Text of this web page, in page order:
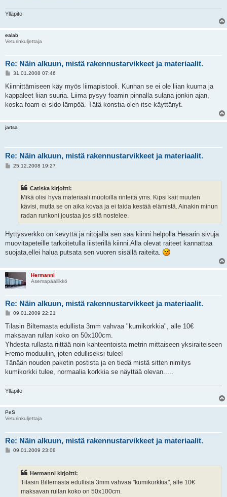
Ylläpito
ealab
Veturinkuljettaja
Re: Näin alkuun, mistä rakennustarvikkeet ja materiaalit.
V
e
t
i
31.01.2008 07:46
Kiinnittämiseen käy myös liimapistooli. Kunhan se ei ole liian kuuma ja
kappaleet liian suuria. Liima pysyy foamin pinnalla sulana jonkin ajan,
koska foam ei sido lämpöä. Tätä konstia olen itse käyttänyt.
jartsa
Re: Näin alkuun, mistä rakennustarvikkeet ja materiaalit.
V25.12.2008 19:27
Catiska kirjoitti:
Mikä olisi hyvä materiaali muotoilla rinteitä yms. Kipsi kait muuten
kävisi, mutta se on aika kovaa ja ei taida kestää elämistä. Ainakin minun
radan runkoni joustaa jos sitä nostelee.
Hyttysverkko on kevyttä ja nitojalla sen saa kiinni helpolla.Hesarin sivuja
muovitapeteille tarkoitetulla liisterillä kiinni.Alla olevat raiteet kannattaa
suojata,ellei halua putsata sen vuoren sisällä raiteita.
Hermanni
Asemapäällikkö
Re: Näin alkuun, mistä rakennustarvikkeet ja materiaalit.
V
e
t
i
09.01.2009 22:21
Tilasin Biltemasta edullista 3mm vahvaa "kumikorkkia", alle 10€
maksavan rullan koko on 50x100cm.
Yhdesta rullasta riittää noin kahteentoista metrin mittaiseen yksiraiteiseen
Fremo moduuliin, joten edulliseksi tulee!
Tänään nouden paketin postista ja en tiedä mistä sitten nimitys
kumikorkki tulee, normaalia korkkia se näyttää olevan.....
Ylläpito
PeS
Veturinkuljettaja
Re: Näin alkuun, mistä rakennustarvikkeet ja materiaalit.
V09.01.2009 23:08
Hermanni kirjoitti:
Tilasin Biltemasta edullista 3mm vahvaa "kumikorkkia", alle 10€
maksavan rullan koko on 50x100cm.